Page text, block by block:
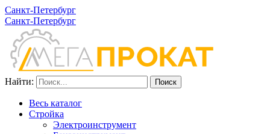
Санкт-Петербург
Санкт-Петербург
Найти:
Весь каталог
Стройка
Электроинструмент